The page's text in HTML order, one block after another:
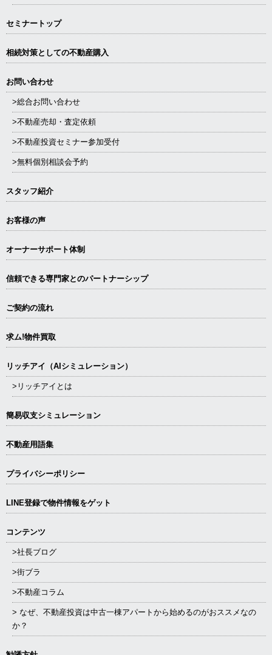
セミナートップ
相続対策としての不動産購入
お問い合わせ
>総合お問い合わせ
>不動産売却・査定依頼
>不動産投資セミナー参加受付
>無料個別相談会予約
スタッフ紹介
お客様の声
オーナーサポート体制
信頼できる専⾨家とのパートナーシップ
ご契約の流れ
求ム!物件買取
リッチアイ（AIシミュレーション）
>リッチアイとは
簡易収支シミュレーション
不動産用語集
プライバシーポリシー
LINE登録で物件情報をゲット
コンテンツ
>社長ブログ
>街ブラ
>不動産コラム
> なぜ、不動産投資は中古一棟アパートから始めるのがおススメなの
か？